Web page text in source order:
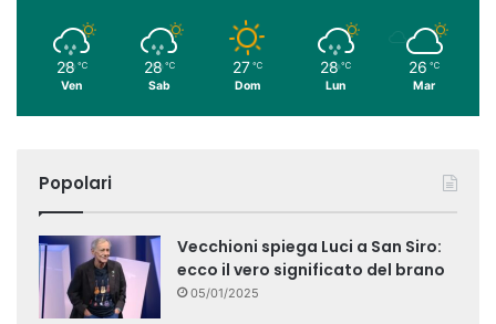
28 ℃
Ven
28 ℃
Sab
27 ℃
Dom
28 ℃
Lun
26 ℃
Mar
Popolari
Vecchioni spiega Luci a San Siro:
ecco il vero significato del brano
05/01/2025